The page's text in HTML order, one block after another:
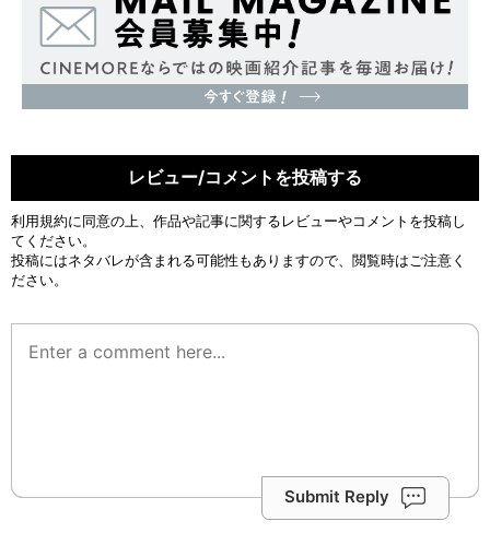
レビュー/コメントを投稿する
利用規約に同意の上、作品や記事に関するレビューやコメントを投稿し
てください。
投稿にはネタバレが含まれる可能性もありますので、閲覧時はご注意く
ださい。
Submit Reply